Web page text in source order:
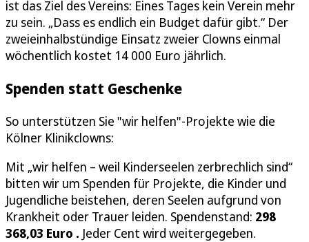
ist das Ziel des Vereins: Eines Tages kein Verein mehr
zu sein. „Dass es endlich ein Budget dafür gibt.“ Der
zweieinhalbstündige Einsatz zweier Clowns einmal
wöchentlich kostet 14 000 Euro jährlich.
Spenden statt Geschenke
So unterstützen Sie "wir helfen"-Projekte wie die
Kölner Klinikclowns:
Mit „wir helfen – weil Kinderseelen zerbrechlich sind“
bitten wir um Spenden für Projekte, die Kinder und
Jugendliche beistehen, deren Seelen aufgrund von
Krankheit oder Trauer leiden. Spendenstand: 298
368,03 Euro . Jeder Cent wird weitergegeben.